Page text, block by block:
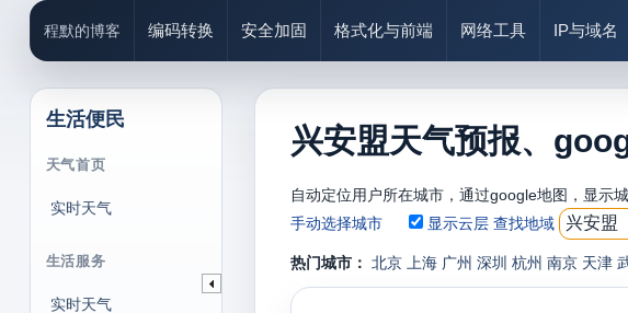
程默的博客 编码转换 安全加固 格式化与前端 网络工具 IP与域名
生活便民
天气首页
实时天气
生活服务
实时天气
兴安盟天气预报、
自动定位用户所在城市，通过google地图，显示
手动选择城市
显示云层 查找地域
热门城市： 北京 上海 广州 深圳 杭州 南京 天津